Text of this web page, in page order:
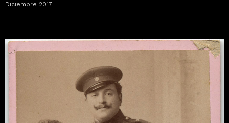
Diciembre 2017